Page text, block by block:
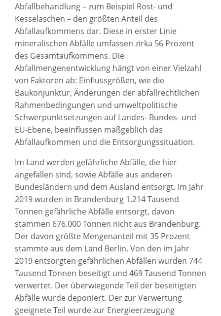
Abfallbehandlung – zum Beispiel Rost- und
Kesselaschen – den größten Anteil des
Abfallaufkommens dar. Diese in erster Linie
mineralischen Abfälle umfassen zirka 56 Prozent
des Gesamtaufkommens. Die
Abfallmengenentwicklung hängt von einer Vielzahl
von Faktoren ab: Einflussgrößen, wie die
Baukonjunktur, Änderungen der abfallrechtlichen
Rahmenbedingungen und umweltpolitische
Schwerpunktsetzungen auf Landes- Bundes- und
EU-Ebene, beeinflussen maßgeblich das
Abfallaufkommen und die Entsorgungssituation.
Im Land werden gefährliche Abfälle, die hier
angefallen sind, sowie Abfälle aus anderen
Bundesländern und dem Ausland entsorgt. Im Jahr
2019 wurden in Brandenburg 1.214 Tausend
Tonnen gefährliche Abfälle entsorgt, davon
stammen 676.000 Tonnen nicht aus Brandenburg.
Der davon größte Mengenanteil mit 35 Prozent
stammte aus dem Land Berlin. Von den im Jahr
2019 entsorgten gefährlichen Abfällen wurden 744
Tausend Tonnen beseitigt und 469 Tausend Tonnen
verwertet. Der überwiegende Teil der beseitigten
Abfälle wurde deponiert. Der zur Verwertung
geeignete Teil wurde zur Energieerzeugung